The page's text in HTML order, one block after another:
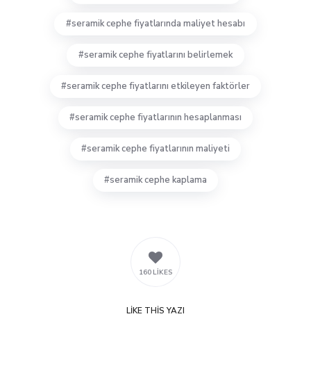
seramik cephe fiyatlarında maliyet hesabı
seramik cephe fiyatlarını belirlemek
seramik cephe fiyatlarını etkileyen faktörler
seramik cephe fiyatlarının hesaplanması
seramik cephe fiyatlarının maliyeti
seramik cephe kaplama
160 LIKES
LIKE THIS YAZI